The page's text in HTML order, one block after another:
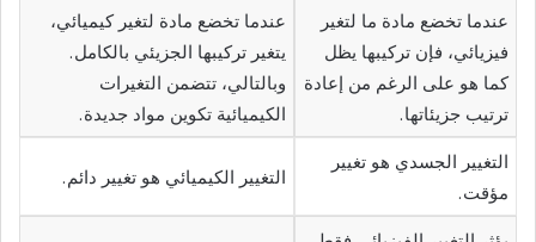
عندما تخضع مادة ما لتغير
فيزيائي، فإن تركيبها يظل
كما هو على الرغم من إعادة
ترتيب جزيئاتها.
عندما تخضع مادة لتغير كيميائي،
يتغير تركيبها الجزيئي بالكامل.
وبالتالي، تتضمن التغيرات
الكيميائية تكوين مواد جديدة.
التغيير الجسدي هو تغيير
مؤقت.
التغيير الكيميائي هو تغيير دائم.